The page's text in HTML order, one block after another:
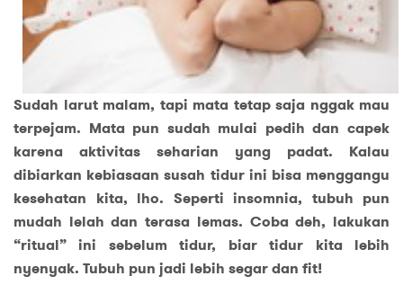
Sudah larut malam, tapi mata tetap saja nggak mau
terpejam. Mata pun sudah mulai pedih dan capek
karena aktivitas seharian yang padat. Kalau
dibiarkan kebiasaan susah tidur ini bisa menggangu
kesehatan kita, lho. Seperti insomnia, tubuh pun
mudah lelah dan terasa lemas. Coba deh, lakukan
“ritual” ini sebelum tidur, biar tidur kita lebih
nyenyak. Tubuh pun jadi lebih segar dan fit!